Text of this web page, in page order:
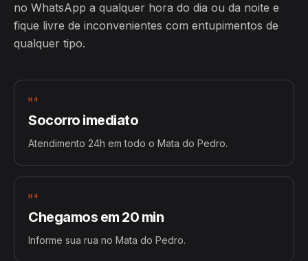
no WhatsApp a qualquer hora do dia ou da noite e
fique livre de inconvenientes com entupimentos de
qualquer tipo.
H4
Socorro imediato
Atendimento 24h em todo o Mata do Pedro.
H4
Chegamos em 20 min
Informe sua rua no Mata do Pedro.